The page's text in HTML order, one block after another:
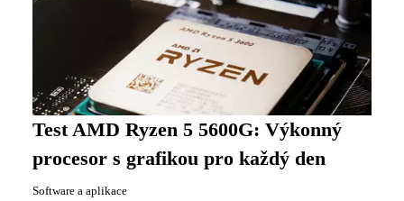
Test AMD Ryzen 5 5600G: Výkonný
procesor s grafikou pro každý den
Software a aplikace